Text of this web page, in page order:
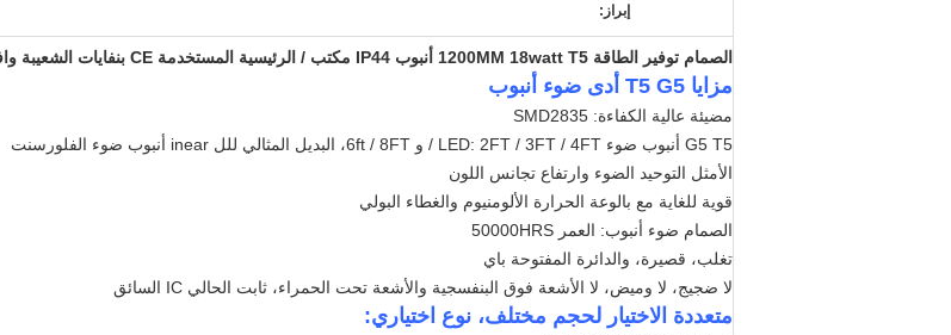
إبراز:
الصمام توفير الطاقة 1200MM 18watt T5 أنبوب IP44 مكتب / الرئيسية المستخدمة CE بنفايات الشعيبة وافق
مزايا T5 G5 أدى ضوء أنبوب
مضيئة عالية الكفاءة: SMD2835
G5 T5 أنبوب ضوء LED: 2FT / 3FT / 4FT / و 6ft / 8FT، البديل المثالي
للل inear أنبوب ضوء الفلورسنت
الأمثل التوحيد الضوء وارتفاع تجانس اللون
قوية للغاية مع بالوعة الحرارة الألومنيوم والغطاء البولي
الصمام ضوء أنبوب: العمر 50000HRS
تغلب، قصيرة، والدائرة المفتوحة باي
لا ضجيج، لا وميض، لا الأشعة فوق البنفسجية والأشعة تحت الحمراء، ثابت الحالي IC السائق
متعددة الاختيار لحجم مختلف، نوع اختياري: